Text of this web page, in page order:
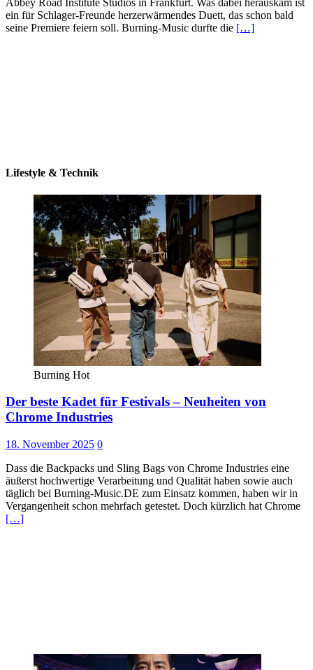
Abbey Road Institute Studios in Frankfurt. Was dabei herauskam ist
ein für Schlager-Freunde herzerwärmendes Duett, das schon bald
seine Premiere feiern soll. Burning-Music durfte die […]
Lifestyle & Technik
Burning Hot
Der beste Kadet für Festivals – Neuheiten von
Chrome Industries
18. November 2025 0
Dass die Backpacks und Sling Bags von Chrome Industries eine
äußerst hochwertige Verarbeitung und Qualität haben sowie auch
täglich bei Burning-Music.DE zum Einsatz kommen, haben wir in
Vergangenheit schon mehrfach getestet. Doch kürzlich hat Chrome
[…]